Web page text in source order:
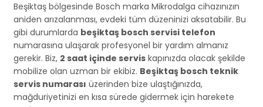
Beşiktaş bölgesinde Bosch marka Mikrodalga cihazınızın
aniden arızalanması, evdeki tüm düzeninizi aksatabilir. Bu
gibi durumlarda beşiktaş bosch servisi telefon
numarasına ulaşarak profesyonel bir yardım almanız
gerekir. Biz, 2 saat içinde servis kapınızda olacak şekilde
mobilize olan uzman bir ekibiz. Beşiktaş bosch teknik
servis numarası üzerinden bize ulaştığınızda,
mağduriyetinizi en kısa sürede gidermek için harekete